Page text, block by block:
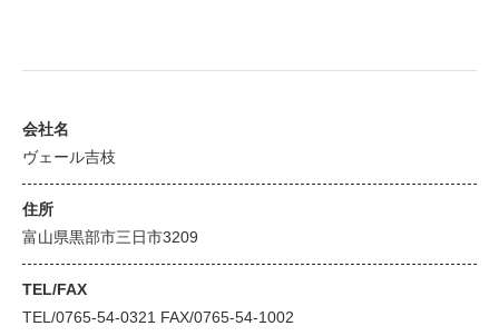
会社名
ヴェール吉枝
住所
富山県黒部市三日市3209
TEL/FAX
TEL/0765-54-0321 FAX/0765-54-1002